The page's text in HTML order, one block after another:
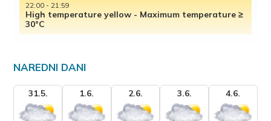
22:00 - 21:59
High temperature yellow - Maximum temperature ≥
30°C
NAREDNI DANI
31.5. 1.6. 2.6. 3.6. 4.6.